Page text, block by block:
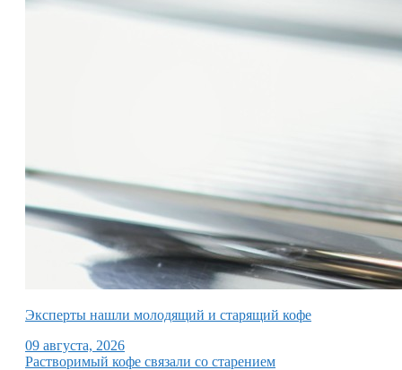
Эксперты нашли молодящий и старящий кофе
09 августа, 2026
Растворимый кофе связали со старением